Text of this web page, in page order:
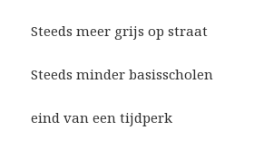
Steeds meer grijs op straat
Steeds minder basisscholen
eind van een tijdperk